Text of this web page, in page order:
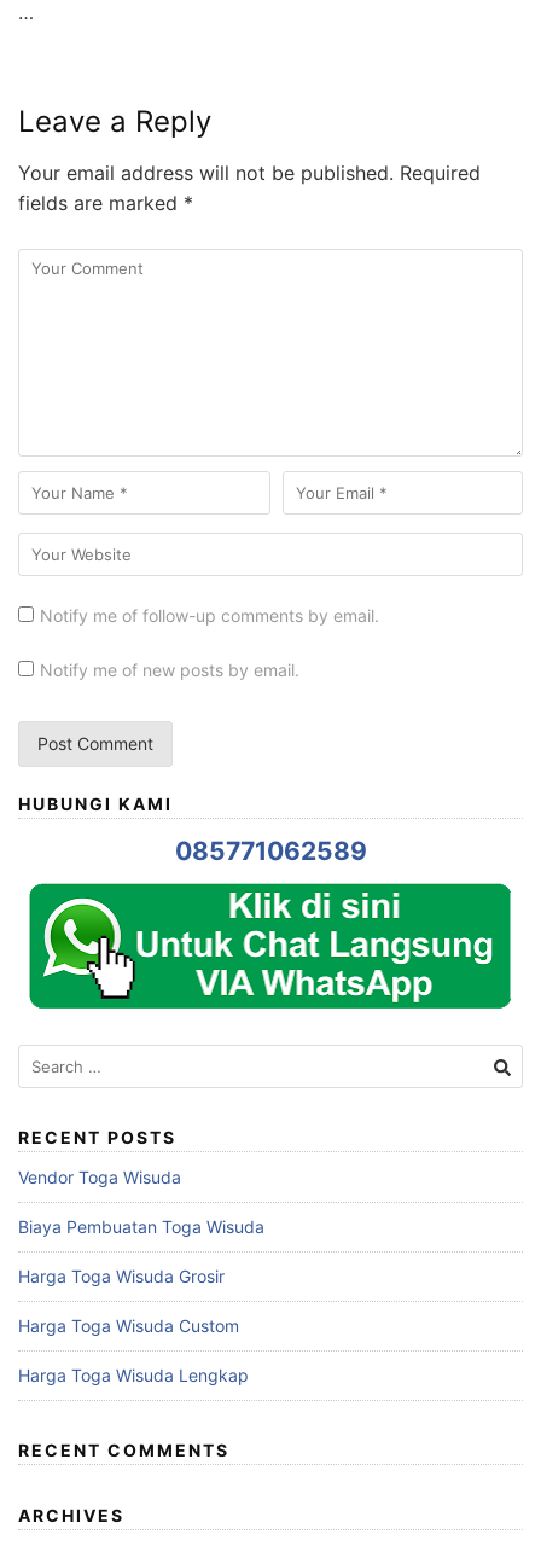
…
Leave a Reply
Your email address will not be published. Required
fields are marked *
Notify me of follow-up comments by email.
Notify me of new posts by email.
HUBUNGI KAMI
085771062589
Search
for:
RECENT POSTS
Vendor Toga Wisuda
Biaya Pembuatan Toga Wisuda
Harga Toga Wisuda Grosir
Harga Toga Wisuda Custom
Harga Toga Wisuda Lengkap
RECENT COMMENTS
ARCHIVES